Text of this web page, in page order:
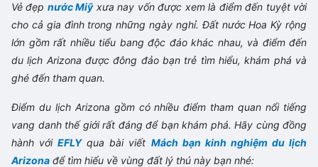
Vẻ đẹp nước Miỹxưa nay vốn được xem là điểm đến tuyệt vời
cho cả gia đình trong những ngày nghỉ. Đất nước Hoa Kỳ rộng
lớn gồm rất nhiều tiểu bang độc đáo khác nhau, và điểm đến
du lịch Arizona được đông đảo bạn trẻ tìm hiểu, khám phá và
ghé đến tham quan.
Điểm du lịch Arizona gồm có nhiều điểm tham quan nổi tiếng
vang danh thế giới rất đáng để bạn khám phá. Hãy cùng đồng
hành vớiEFLYqua bài viết Mách bạn kinh nghiệm du lịch
Arizona để tìm hiểu về vùng đất lý thú này bạn nhé: